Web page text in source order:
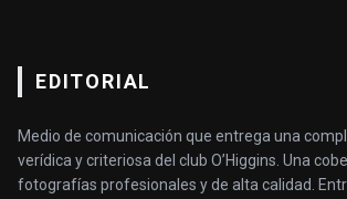
EDITORIAL
Medio de comunicación que entrega una
verídica y criteriosa del club O’Higgins. Una
fotografías profesionales y de alta calidad.